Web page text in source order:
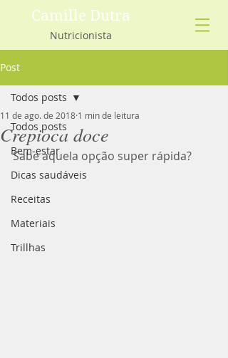
Camille Dutra
Nutricionista
Post
Todos posts
Bem-estar
Dicas saudáveis
Receitas
Materiais
Trillhas
Todos posts
Crepioca doce
11 de ago. de 2018 1 min de leitura
Sabe aquela opção super rápida?